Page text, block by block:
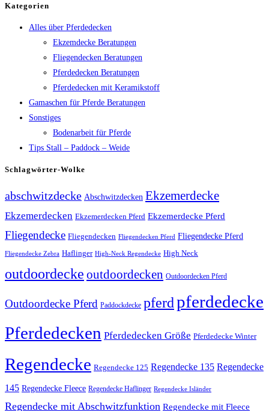
Kategorien
Alles über Pferdedecken
Ekzemdecke Beratungen
Fliegendecken Beratungen
Pferdedecken Beratungen
Pferdedecken mit Keramikstoff
Gamaschen für Pferde Beratungen
Sonstiges
Bodenarbeit für Pferde
Tips Stall – Paddock – Weide
Schlagwörter-Wolke
abschwitzdecke Abschwitzdecken Ekzemerdecke
Ekzemerdecken Ekzemerdecken Pferd Ekzemerdecke Pferd
Fliegendecke Fliegendecken Fliegendecken Pferd Fliegendecke Pferd
Fliegendecke Zebra Haflinger High-Neck Regendecke High Neck
outdoordecke outdoordecken Outdoordecken Pferd
Outdoordecke Pferd Paddockdecke pferdpferdedecke
Pferdedecken Pferdedecken Größe Pferdedecke Winter
Regendecke Regendecke 125 Regendecke 135 Regendecke
145 Regendecke Fleece Regendecke Haflinger Regendecke Isländer
Regendecke mit Abschwitzfunktion Regendecke mit Fleece